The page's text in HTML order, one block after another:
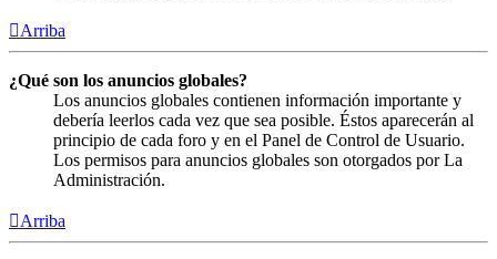
Arriba
¿Qué son los anuncios globales?
Los anuncios globales contienen información importante y
debería leerlos cada vez que sea posible. Éstos aparecerán al
principio de cada foro y en el Panel de Control de Usuario.
Los permisos para anuncios globales son otorgados por La
Administración.
Arriba